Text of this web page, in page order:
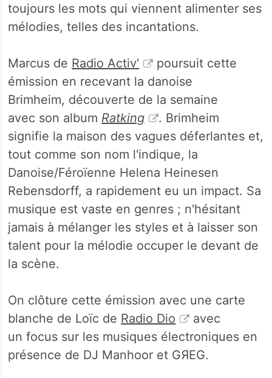
toujours les mots qui viennent alimenter ses
mélodies, telles des incantations.
Marcus de Radio Activ'
poursuit cette
émission en recevant la danoise
Brimheim, découverte de la semaine
avec son album Ratking
. Brimheim
signifie la maison des vagues déferlantes et,
tout comme son nom l'indique, la
Danoise/Féroïenne Helena Heinesen
Rebensdorff, a rapidement eu un impact. Sa
musique est vaste en genres ; n'hésitant
jamais à mélanger les styles et à laisser son
talent pour la mélodie occuper le devant de
la scène.
On clôture cette émission avec une carte
blanche de Loïc de Radio Dio
avec
un focus sur les musiques électroniques en
présence de DJ Manhoor et GЯEG.